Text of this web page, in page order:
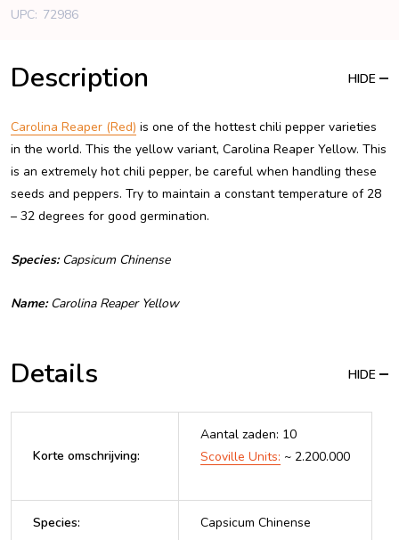
UPC: 72986
Description HIDE
Carolina Reaper (Red) is one of the hottest chili pepper varieties
in the world. This the yellow variant, Carolina Reaper Yellow. This
is an extremely hot chili pepper, be careful when handling these
seeds and peppers. Try to maintain a constant temperature of 28
– 32 degrees for good germination.
Species:Capsicum Chinense
Name:Carolina Reaper Yellow
Details HIDE
Korte omschrijving:
Aantal zaden: 10
Scoville Units: ~ 2.200.000
Species: Capsicum Chinense